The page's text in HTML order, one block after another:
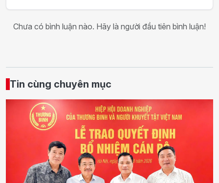
Chưa có bình luận nào. Hãy là người đầu tiên bình luận!
Tin cùng chuyên mục